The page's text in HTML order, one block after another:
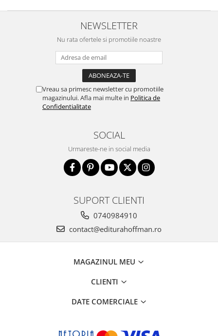
NEWSLETTER
Nu rata ofertele si promotiile noastre
Vreau sa primesc newsletter cu promotiile
magazinului. Afla mai multe in Politica de
Confidentialitate
SOCIAL
Urmareste-ne in social media
SUPORT CLIENTI
0740984910
contact@editurahoffman.ro
MAGAZINUL MEU
CLIENTI
DATE COMERCIALE